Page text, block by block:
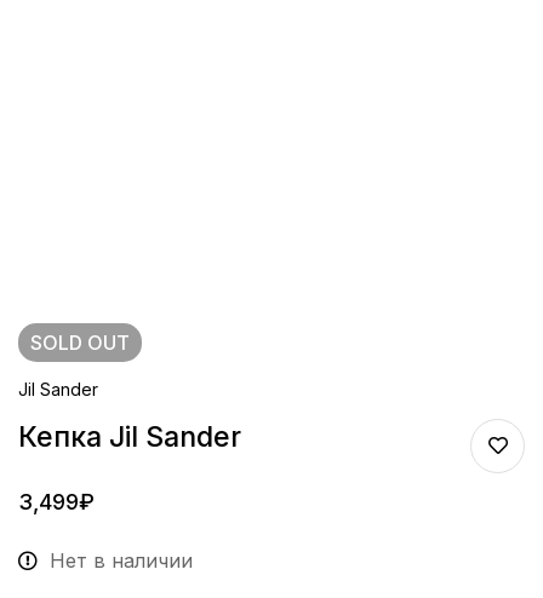
SOLD OUT
Jil Sander
Кепка Jil Sander
3,499₽
Нет в наличии